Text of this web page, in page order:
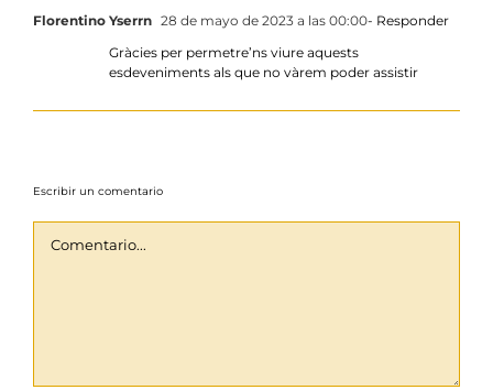
Florentino Yserrn 28 de mayo de 2023 a las 00:00- Responder
Gràcies per permetre’ns viure aquests
esdeveniments als que no vàrem poder assistir
Escribir un comentario